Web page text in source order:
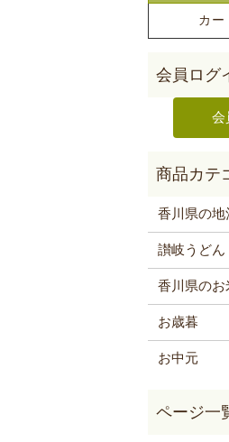
カー
香川県の地
讃岐うどん
香川県のお
お歳暮
お中元